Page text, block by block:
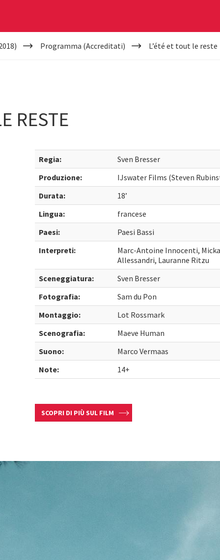
Programma (Accreditati) L’été et tout le reste
RESTE
Regia:
Sven Bresser
Produzione:
IJswater Films (Steven
Durata:
18’
Lingua:
francese
Paesi:
Paesi Bassi
Interpreti:
Marc-Antoine Innocenti,
Allessandri, Lauranne Ritzu
Sceneggiatura:
Sven Bresser
Fotografia:
Sam du Pon
Montaggio:
Lot Rossmark
Scenografia:
Maeve Human
Suono:
Marco Vermaas
Note:
14+
SCOPRI DI PIÙ SUL FILM